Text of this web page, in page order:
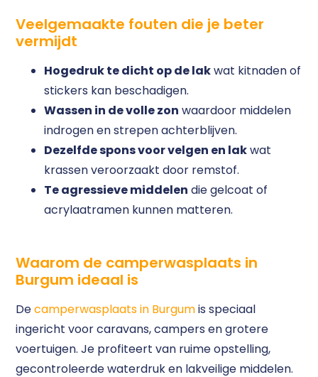
Veelgemaakte fouten die je beter
vermijdt
Hogedruk te dicht op de lakwat kitnaden of
stickers kan beschadigen.
Wassen in de volle zon waardoor middelen
indrogen en strepen achterblijven.
Dezelfde spons voor velgen en lakwat
krassen veroorzaakt door remstof.
Te agressieve middelen die gelcoat of
acrylaatramen kunnen matteren.
Waarom de camperwasplaats in
Burgum ideaal is
Decamperwasplaats in Burgumis speciaal
ingericht voor caravans, campers en grotere
voertuigen. Je profiteert van ruime opstelling,
gecontroleerde waterdruk en lakveilige middelen.